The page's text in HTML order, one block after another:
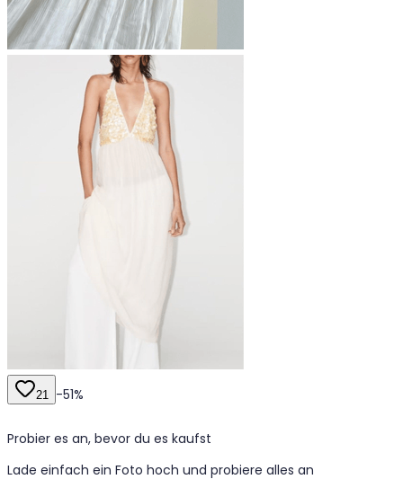
21 -51%
Probier es an, bevor du es kaufst
Lade einfach ein Foto hoch und probiere alles an